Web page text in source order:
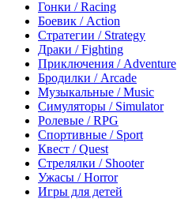
Гонки / Racing
Боевик / Action
Стратегии / Strategy
Драки / Fighting
Приключения / Adventure
Бродилки / Arcade
Музыкальные / Music
Симуляторы / Simulator
Ролевые / RPG
Спортивные / Sport
Квест / Quest
Стрелялки / Shooter
Ужасы / Horror
Игры для детей